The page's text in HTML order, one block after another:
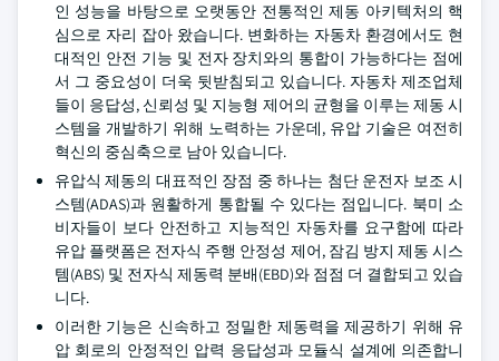
인 성능을 바탕으로 오랫동안 전통적인 제동 아키텍처의 핵
심으로 자리 잡아 왔습니다. 변화하는 자동차 환경에서도 현
대적인 안전 기능 및 전자 장치와의 통합이 가능하다는 점에
서 그 중요성이 더욱 뒷받침되고 있습니다. 자동차 제조업체
들이 응답성, 신뢰성 및 지능형 제어의 균형을 이루는 제동 시
스템을 개발하기 위해 노력하는 가운데, 유압 기술은 여전히
혁신의 중심축으로 남아 있습니다.
유압식 제동의 대표적인 장점 중 하나는 첨단 운전자 보조 시
스템(ADAS)과 원활하게 통합될 수 있다는 점입니다. 북미 소
비자들이 보다 안전하고 지능적인 자동차를 요구함에 따라
유압 플랫폼은 전자식 주행 안정성 제어, 잠김 방지 제동 시스
템(ABS) 및 전자식 제동력 분배(EBD)와 점점 더 결합되고 있습
니다.
이러한 기능은 신속하고 정밀한 제동력을 제공하기 위해 유
압 회로의 안정적인 압력 응답성과 모듈식 설계에 의존합니